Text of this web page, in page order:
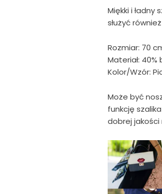
Miękki i
służyć
Rozmiar: 70
Materiał: 40%
Kolor/Wzór:
Może być
funkcję
dobrej jakości